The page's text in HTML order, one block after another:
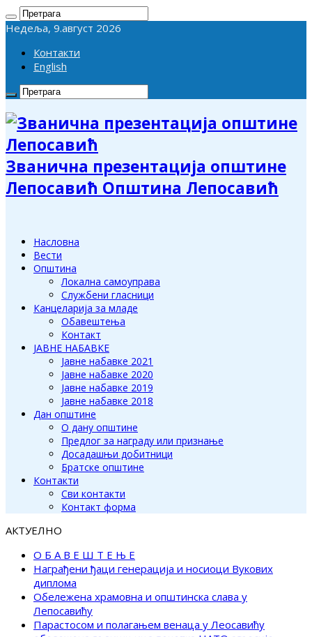
Недеља, 9.август 2026
Контакти
English
Званична презентација општине
Лепосавић Општина Лепосавић
Насловна
Вести
Општина
Локална самоуправа
Службени гласници
Канцеларија за младе
Обавештења
Контакт
ЈАВНЕ НАБАВКЕ
Јавне набавке 2021
Јавне набавке 2020
Јавне набавке 2019
Јавне набавке 2018
Дан општине
О дану општине
Предлог за награду или признање
Досадашњи добитници
Братске општине
Контакти
Сви контакти
Контакт форма
АКТУЕЛНО
О Б А В Е Ш Т Е Њ Е
Награђени ђаци генерација и носиоци Вукових
диплома
Обележена храмовна и општинска слава у
Лепосавићу
Парастосом и полагањем венаца у Леосавићу